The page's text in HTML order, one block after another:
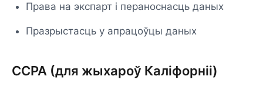
Права на экспарт і пераноснасць даных
Празрыстасць у апрацоўцы даных
CCPA (для жыхароў Каліфорніі)